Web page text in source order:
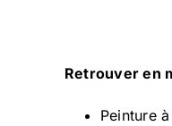
Retrouver en
Peintureà